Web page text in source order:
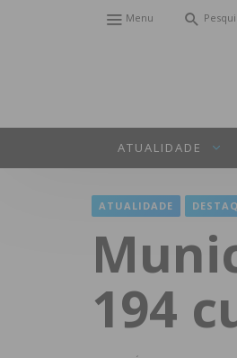
Menu
ATUALIDADE
ATUALIDADE
194